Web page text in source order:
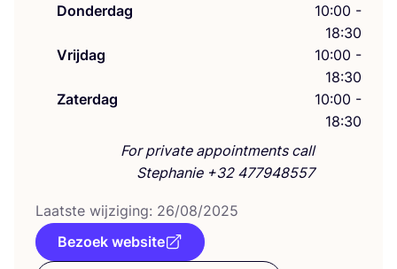
Donderdag
10:00 -
18:30
Vrijdag
10:00 -
18:30
Zaterdag
10:00 -
18:30
For private appointments call
Stephanie +32 477948557
Laat­ste wij­zi­ging: 26/08/2025
Bezoek website